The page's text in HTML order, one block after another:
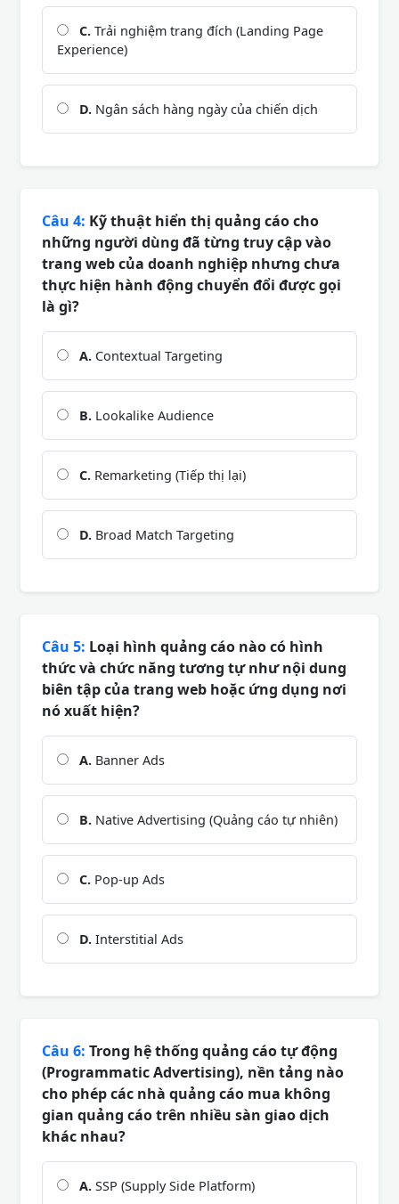
C. Trải nghiệm trang đích (Landing Page
Experience)
D. Ngân sách hàng ngày của chiến dịch
Câu 4: Kỹ thuật hiển thị quảng cáo cho
những người dùng đã từng truy cập vào
trang web của doanh nghiệp nhưng chưa
thực hiện hành động chuyển đổi được gọi
là gì?
A. Contextual Targeting
B. Lookalike Audience
C. Remarketing (Tiếp thị lại)
D. Broad Match Targeting
Câu 5: Loại hình quảng cáo nào có hình
thức và chức năng tương tự như nội dung
biên tập của trang web hoặc ứng dụng nơi
nó xuất hiện?
A. Banner Ads
B. Native Advertising (Quảng cáo tự nhiên)
C. Pop-up Ads
D. Interstitial Ads
Câu 6: Trong hệ thống quảng cáo tự động
(Programmatic Advertising), nền tảng nào
cho phép các nhà quảng cáo mua không
gian quảng cáo trên nhiều sàn giao dịch
khác nhau?
A. SSP (Supply Side Platform)